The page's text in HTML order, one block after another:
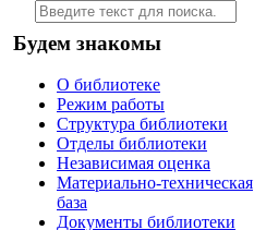
Будем знакомы
О библиотеке
Режим работы
Структура библиотеки
Отделы библиотеки
Независимая оценка
Материально-техническая
база
Документы библиотеки